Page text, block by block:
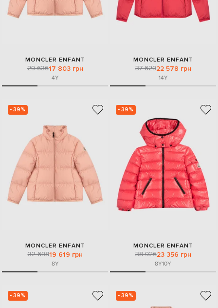
MONCLER ENFANT
29 63617 803 грн
4Y
MONCLER ENFANT
37 62922 578 грн
14Y
- 39%
MONCLER ENFANT
32 69819 619 грн
8Y
- 39%
MONCLER ENFANT
38 92623 356 грн
8Y10Y
- 39% - 39%